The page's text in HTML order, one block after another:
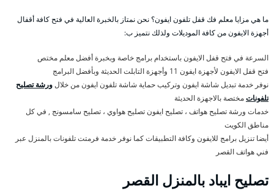
ما هي مزايا معلم فك قفل تلفون ايفون؟ نحن نمتاز بالخبرة العالية في فتح كافة أقفال
أجهزة الايفون من كافة الموديلات ولذلك نتميز ب:
السرعة في فتح قفل الايفون باستخدام برامج خاصة وبخبرة أفضل معلم مختص
فتح قفل الايفون لأجهزة ايفون 11 وأجهزة التابلت الحديثة وبأفضل البرامج
نوفر خدمة تبديل شاشة ايفون وتركيب حماية شاشة تلفون ايفون من خلالورشة تصليح
تلفوناتمختصة بالاجهزة الحديثة
خدمات ورشة تصليح هواتف ، تصليح ايفون تصليح هواوي ، تصليح سامسونج , في كل
مناطق الكويت
أيضا تنزيل برامج للايفون وكافة التطبيقات كما نوفر خدمة فرمتت تلفونات بالمنزل عبر
فني هواتف القصر
تصليح ايباد بالمنزل القصر